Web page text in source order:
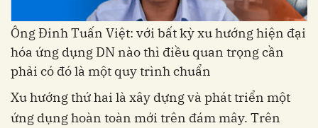
Ông Đinh Tuấn Việt: với bất kỳ xu hướng hiện đại
hóa ứng dụng DN nào thì điều quan trọng cần
phải có đó là một quy trình chuẩn
Xu hướng thứ hai là xây dựng và phát triển một
ứng dụng hoàn toàn mới trên đám mây. Trên